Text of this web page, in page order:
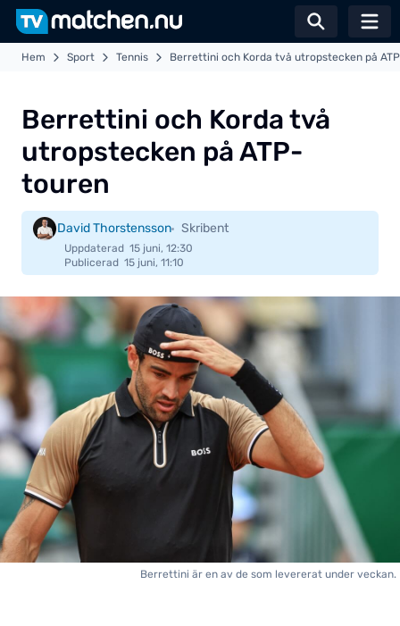
Växla
Hem Sport Tennis Berrettini och Korda två utropstecken på
Berrettini och Korda två
utropstecken på ATP-
touren
David Thorstensson Skribent
Uppdaterad 15 juni, 12:30
Publicerad 15 juni, 11:10
Berrettini är en av de som levererat under veckan.